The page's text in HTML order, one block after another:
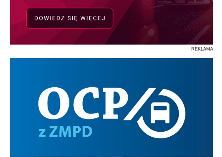
REKLAMA